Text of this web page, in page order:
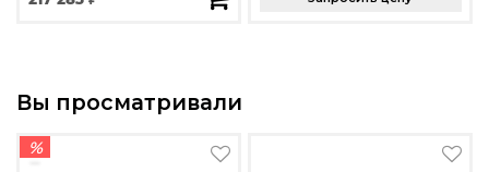
Вы просматривали
%